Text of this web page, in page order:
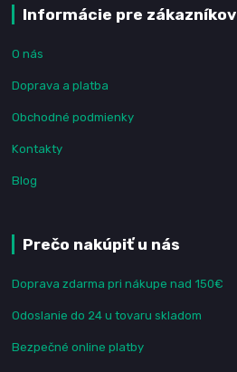
Informácie pre zákazníkov
O nás
Doprava a platba
Obchodné podmienky
Kontakty
Blog
Prečo nakúpiť u nás
Doprava zdarma pri nákupe nad 150€
Odoslanie do 24 u tovaru skladom
Bezpečné online platby